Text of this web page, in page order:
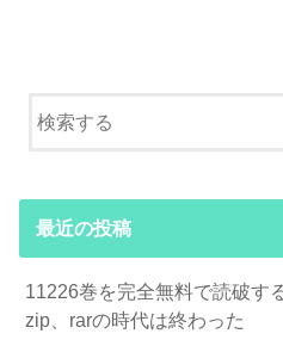
最近の投稿
11226巻を完全無料で読破す
zip、rarの時代は終わった